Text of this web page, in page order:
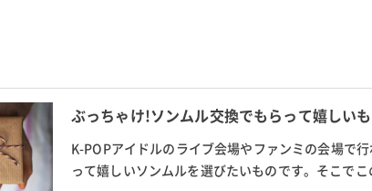
ぶっちゃけ!ソンムル交換でもらって嬉しい
K-POPアイドルのライブ会場やファンミの会場で
って嬉しいソンムルを選びたいものです。そこで